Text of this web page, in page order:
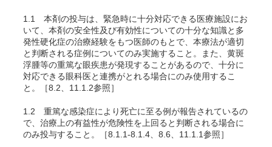
1.1
本剤の投与は、緊急時に十分対応できる医療施設にお
いて、本剤の安全性及び有効性についての十分な知識と多
発性硬化症の治療経験をもつ医師のもとで、本療法が適切
と判断される症例についてのみ実施すること。また、黄斑
浮腫等の重篤な眼疾患が発現することがあるので、十分に
対応できる眼科医と連携がとれる場合にのみ使用するこ
と。［8.2、11.1.2参照］
1.2 重篤な感染症により死亡に至る例が報告されているの
で、治療上の有益性が危険性を上回ると判断される場合に
のみ投与すること。［8.1.1-8.1.4、8.6、11.1.1参照］